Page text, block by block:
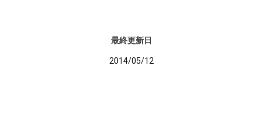
最終更新日
2014/05/12